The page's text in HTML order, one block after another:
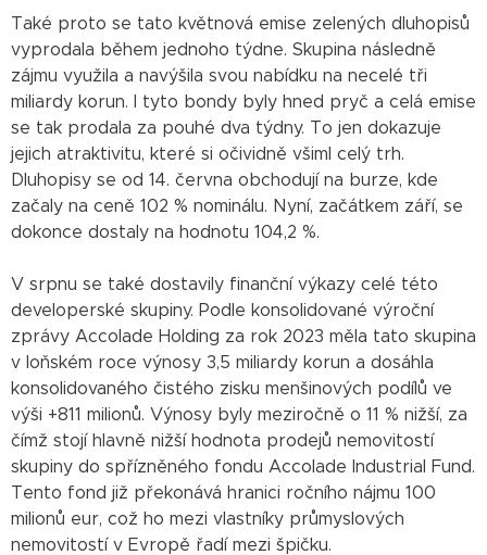
Také proto se tato květnová emise zelených dluhopisů
vyprodala během jednoho týdne. Skupina následně
zájmu využila a navýšila svou nabídku na necelé tři
miliardy korun. I tyto bondy byly hned pryč a celá emise
se tak prodala za pouhé dva týdny. To jen dokazuje
jejich atraktivitu, které si očividně všiml celý trh.
Dluhopisy se od 14. června obchodují na burze, kde
začaly na ceně 102 % nominálu. Nyní, začátkem září, se
dokonce dostaly na hodnotu 104,2 %.
V srpnu se také dostavily finanční výkazy celé této
developerské skupiny. Podle konsolidované výroční
zprávy Accolade Holding za rok 2023 měla tato skupina
v loňském roce výnosy 3,5 miliardy korun a dosáhla
konsolidovaného čistého zisku menšinových podílů ve
výši +811 milionů. Výnosy byly meziročně o 11 % nižší, za
čímž stojí hlavně nižší hodnota prodejů nemovitostí
skupiny do spřízněného fondu Accolade Industrial Fund.
Tento fond již překonává hranici ročního nájmu 100
milionů eur, což ho mezi vlastníky průmyslových
nemovitostí v Evropě řadí mezi špičku.